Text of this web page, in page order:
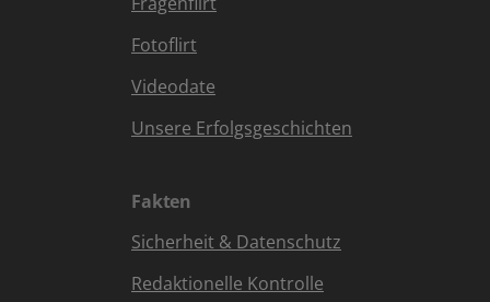
Fotoflirt
Videodate
Unsere Erfolgsgeschichten
Fakten
Sicherheit & Datenschutz
Redaktionelle Kontrolle